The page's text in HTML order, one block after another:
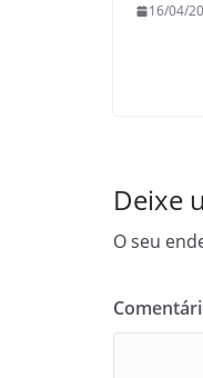
16/04/
Deixe
O seu